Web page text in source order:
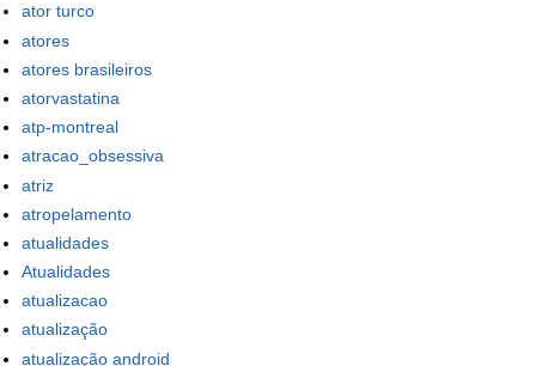
ator turco
atores
atores brasileiros
atorvastatina
atp-montreal
atracao_obsessiva
atriz
atropelamento
atualidades
Atualidades
atualizacao
atualização
atualização android